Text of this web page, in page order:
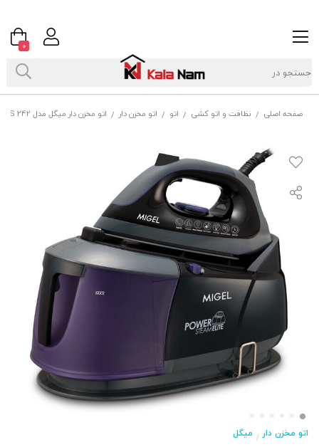
صفحه اصلی / نظافت و اتو کشی / اتو / اتو مخزن دار / اتو مخزن دار میگل مدل GSS 242
اتو مخزن دار / میگل
0